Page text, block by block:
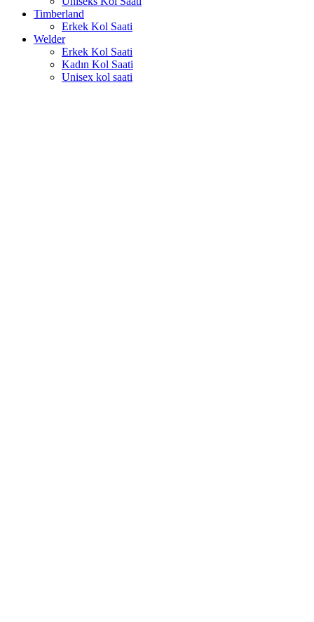
Timberland
Erkek Kol Saati
Welder
Erkek Kol Saati
Kadın Kol Saati
Unisex kol saati